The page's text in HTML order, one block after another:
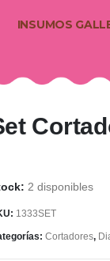
INSUMOS
2 disponibles
1333SET
Cortadores,